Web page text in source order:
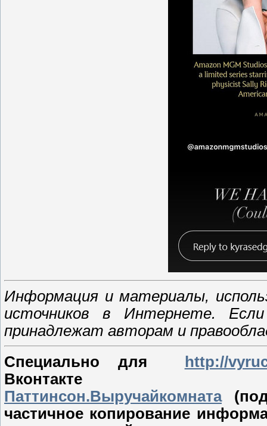
Информация и материалы,
источников в Интернете.
принадлежат авторам и
Специально для
http://
Паттинсон.Выручайкомната
частичное копирование